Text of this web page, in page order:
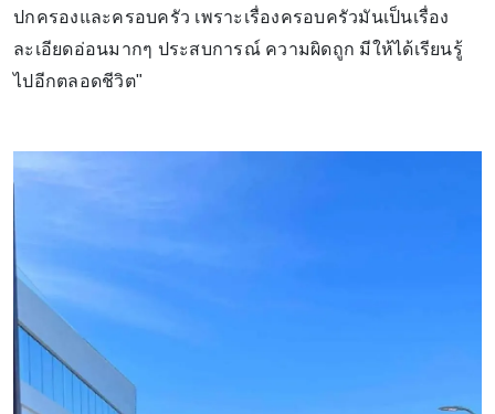
ปกครองและครอบครัว เพราะเรื่องครอบครัวมันเป็นเรื่อง
ละเอียดอ่อนมากๆ ประสบการณ์ ความผิดถูก มีให้ได้เรียนรู้
ไปอีกตลอดชีวิต"